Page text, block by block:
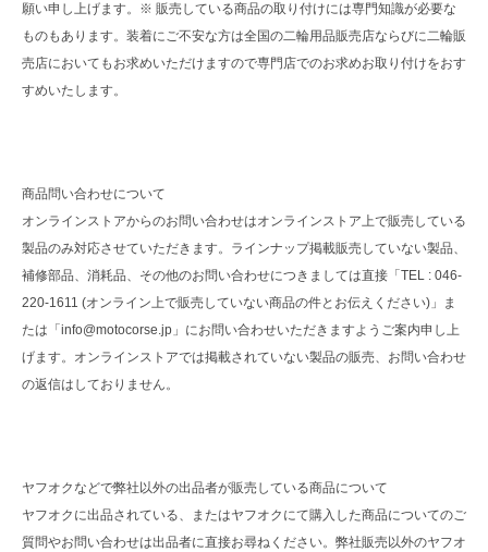
願い申し上げます。※ 販売している商品の取り付けには専門知識が必要な
ものもあります。装着にご不安な方は全国の二輪用品販売店ならびに二輪販
売店においてもお求めいただけますので専門店でのお求めお取り付けをおす
すめいたします。
商品問い合わせについて
オンラインストアからのお問い合わせはオンラインストア上で販売している
製品のみ対応させていただきます。ラインナップ掲載販売していない製品、
補修部品、消耗品、その他のお問い合わせにつきましては直接「TEL : 046-
220-1611 (オンライン上で販売していない商品の件とお伝えください)」ま
たは「info@motocorse.jp」にお問い合わせいただきますようご案内申し上
げます。オンラインストアでは掲載されていない製品の販売、お問い合わせ
の返信はしておりません。
ヤフオクなどで弊社以外の出品者が販売している商品について
ヤフオクに出品されている、またはヤフオクにて購入した商品についてのご
質問やお問い合わせは出品者に直接お尋ねください。弊社販売以外のヤフオ